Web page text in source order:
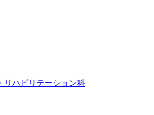
ハビリテーション科